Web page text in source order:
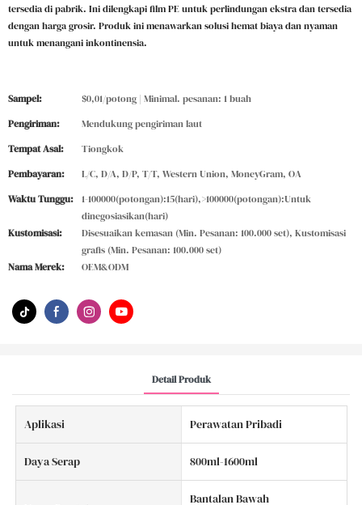
tersedia di pabrik. Ini dilengkapi film PE untuk perlindungan ekstra dan tersedia
dengan harga grosir. Produk ini menawarkan solusi hemat biaya dan nyaman
untuk menangani inkontinensia.
Sampel:
$0,01/potong | Minimal. pesanan: 1 buah
Pengiriman:
Mendukung pengiriman laut
Tempat Asal:
Tiongkok
Pembayaran:
L/C, D/A, D/P, T/T, Western Union, MoneyGram, OA
Waktu Tunggu:
1-100000(potongan):15(hari),>100000(potongan):Untuk
dinegosiasikan(hari)
Kustomisasi:
Disesuaikan kemasan (Min. Pesanan: 100.000 set), Kustomisasi
grafis (Min. Pesanan: 100.000 set)
Nama Merek:
OEM&ODM
Detail Produk
Aplikasi Perawatan Pribadi
Daya Serap 800ml-1600ml
Bantalan Bawah